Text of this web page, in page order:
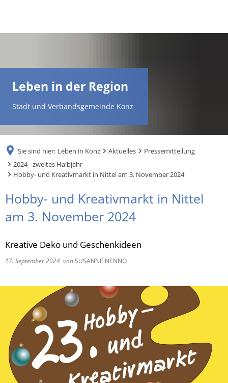
Leben in der Region
Stadt und Verbandsgemeinde Konz
Sie sind hier: Leben in Konz Aktuelles
Pressemitteilung
2024 - zweites Halbjahr
Hobby- und Kreativmarkt in Nittel am 3. November 2024
Hobby- und Kreativmarkt in Nittel
am 3. November 2024
Kreative Deko und Geschenkideen
17. September 2024 vonSUSANNE NENNO